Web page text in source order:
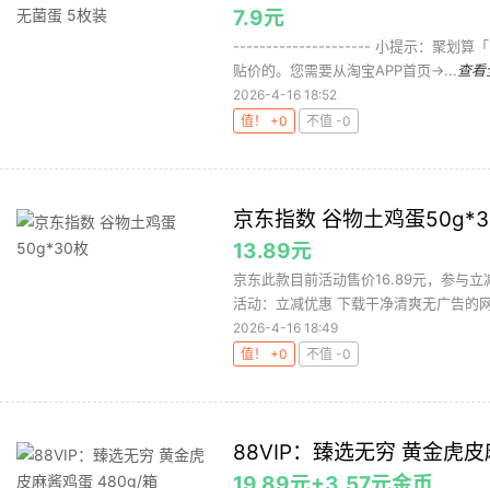
7.9元
--------------------- 小提示：聚划算「百
贴价的。您需要从淘宝APP首页->... 查看
2026-4-16 18:52
值！ +0
不值 -0
京东指数 谷物土鸡蛋
13.89元
京东此款目前活动售价16.89元，参与
活动：立减优惠 下载干净清爽无广告的
2026-4-16 18:49
值！ +0
不值 -0
88VIP：臻选无穷 黄金虎